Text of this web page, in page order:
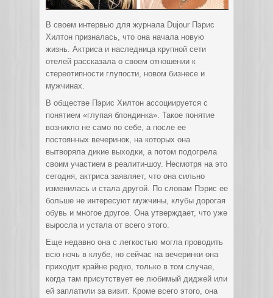
В своем интервью для журнала Dujour Пэрис
Хилтон призналась, что она начала новую
жизнь. Актриса и наследница крупной сети
отелей рассказала о своем отношении к
стереотипности глупости, новом бизнесе и
мужчинах.
В обществе Пэрис Хилтон ассоциируется с
понятием «глупая блондинка». Такое понятие
возникло не само по себе, а после ее
постоянных вечеринок, на которых она
вытворяла дикие выходки, а потом подогрела
своим участием в реалити-шоу. Несмотря на это
сегодня, актриса заявляет, что она сильно
изменилась и стала другой. По словам Пэрис ее
больше не интересуют мужчины, клубы дорогая
обувь и многое другое. Она утверждает, что уже
выросла и устала от всего этого.
Еще недавно она с легкостью могла проводить
всю ночь в клубе, но сейчас на вечеринки она
приходит крайне редко, только в том случае,
когда там присутствует ее любимый диджей или
ей заплатили за визит. Кроме всего этого, она